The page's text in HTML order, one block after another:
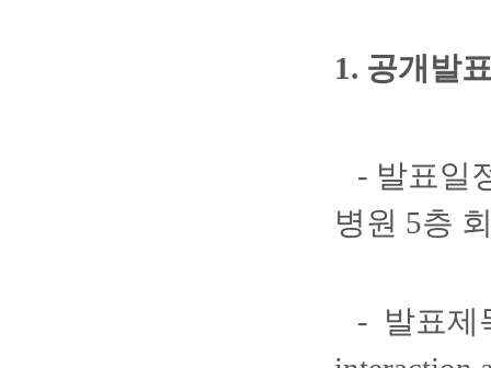
1. 공개발
- 발표일
병원 5층
- 발표제